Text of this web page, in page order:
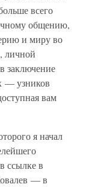
всего
общению,
и миру во
личной
заключение
— узников
вам
я начал
ссылке в
— в